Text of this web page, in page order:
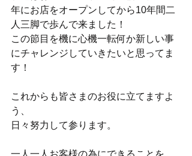
年にお店をオープンしてから10年間二
人三脚で歩んで来ました！
この節目を機に心機一転何か新しい事
にチャレンジしていきたいと思ってま
す！
これからも皆さまのお役に立てますよ
う、
日々努力して参ります。
一人一人お客様の為にできることを 、